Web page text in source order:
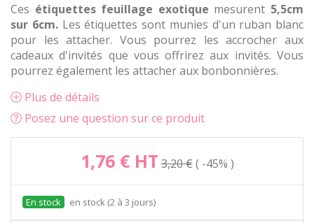
Ces étiquettes feuillage exotique mesurent 5,5cm
sur 6cm.Les étiquettes sont munies d'un ruban blanc
pour les attacher. Vous pourrez les accrocher aux
cadeaux d'invités que vous offrirez aux invités. Vous
pourrez également les attacher aux bonbonnières.
Plus de détails
Posez une question sur ce produit
1,76 € HT 3,20 € -45%
en stock (2 à 3 jours)